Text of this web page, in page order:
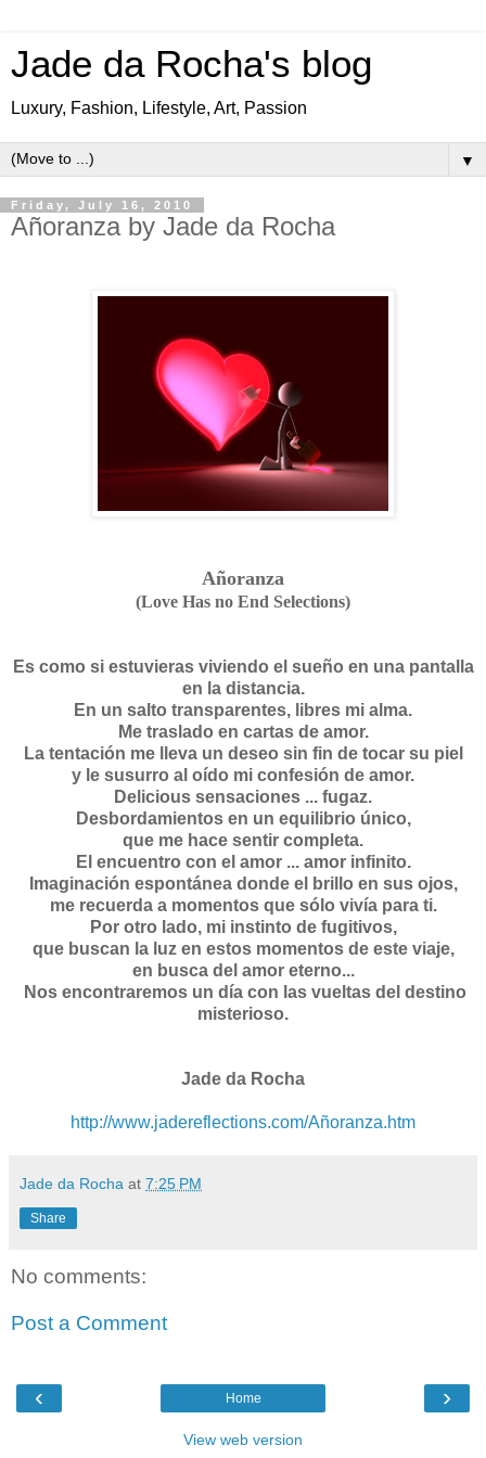
Jade da Rocha's blog
Luxury, Fashion, Lifestyle, Art, Passion
▼
Friday, July 16, 2010
Añoranza by Jade da Rocha
Añoranza
(Love Has no End Selections)
Es como si estuvieras viviendo el sueño en una pantalla
en la distancia.
En un salto transparentes, libres mi alma.
Me traslado en cartas de amor.
La tentación me lleva un deseo sin fin de tocar su piel
y le susurro al oído mi confesión de amor.
Delicious sensaciones ... fugaz.
Desbordamientos en un equilibrio único,
que me hace sentir completa.
El encuentro con el amor ... amor infinito.
Imaginación espontánea donde el brillo en sus ojos,
me recuerda a momentos que sólo vivía para ti.
Por otro lado, mi instinto de fugitivos,
que buscan la luz en estos momentos de este viaje,
en busca del amor eterno...
Nos encontraremos un día con las vueltas del destino
misterioso.
Jade da Rocha
http://www.jadereflections.com/Añoranza.htm
Jade da Rocha at 7:25 PM
Share
No comments:
Post a Comment
‹ ›
Home
View web version